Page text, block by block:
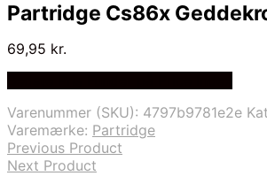
Partridge Cs86x
69,95 kr.
Varenummer (SKU): 4797b9781e2e
Varemærke: Partridge
Previous Product
Next Product